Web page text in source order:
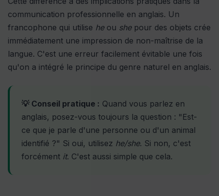
communication professionnelle en anglais. Un
francophone qui utilise heou shepour des objets crée
immédiatement une impression de non-maîtrise de la
langue. C'est une erreur facilement évitable une fois
qu'on a intégré le principe du genre naturel en anglais.
💡 Conseil pratique : Quand vous parlez en
anglais, posez-vous toujours la question : "Est-
ce que je parle d'une personne ou d'un animal
identifié ?" Si oui, utilisez he/she. Si non, c'est
forcément it. C'est aussi simple que cela.